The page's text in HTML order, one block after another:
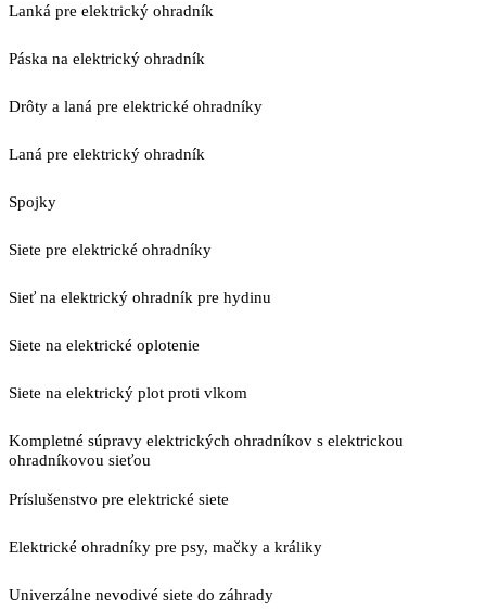
Lanká pre elektrický ohradník
Páska na elektrický ohradník
Drôty a laná pre elektrické ohradníky
Laná pre elektrický ohradník
Spojky
Siete pre elektrické ohradníky
Sieť na elektrický ohradník pre hydinu
Siete na elektrické oplotenie
Siete na elektrický plot proti vlkom
Kompletné súpravy elektrických ohradníkov s elektrickou
ohradníkovou sieťou
Príslušenstvo pre elektrické siete
Elektrické ohradníky pre psy, mačky a králiky
Univerzálne nevodivé siete do záhrady